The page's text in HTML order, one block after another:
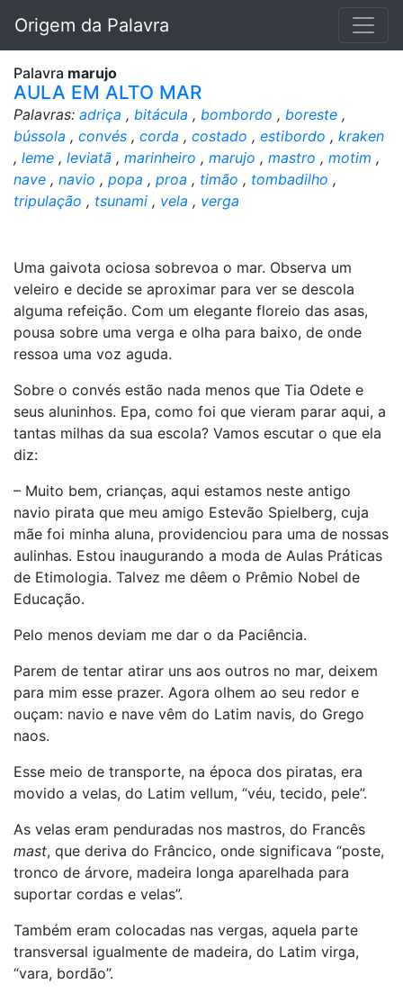
Origem da Palavra
Palavra marujo
AULA EM ALTO MAR
Palavras: adriça , bitácula , bombordo , boreste ,
bússola , convés , corda , costado , estibordo , kraken
, leme , leviatã , marinheiro , marujo , mastro , motim ,
nave , navio , popa , proa , timão , tombadilho ,
tripulação , tsunami , vela , verga
Uma gaivota ociosa sobrevoa o mar. Observa um
veleiro e decide se aproximar para ver se descola
alguma refeição. Com um elegante floreio das asas,
pousa sobre uma verga e olha para baixo, de onde
ressoa uma voz aguda.
Sobre o convés estão nada menos que Tia Odete e
seus aluninhos. Epa, como foi que vieram parar aqui, a
tantas milhas da sua escola? Vamos escutar o que ela
diz:
– Muito bem, crianças, aqui estamos neste antigo
navio pirata que meu amigo Estevão Spielberg, cuja
mãe foi minha aluna, providenciou para uma de nossas
aulinhas. Estou inaugurando a moda de Aulas Práticas
de Etimologia. Talvez me dêem o Prêmio Nobel de
Educação.
Pelo menos deviam me dar o da Paciência.
Parem de tentar atirar uns aos outros no mar, deixem
para mim esse prazer. Agora olhem ao seu redor e
ouçam: navio e nave vêm do Latim navis, do Grego
naos.
Esse meio de transporte, na época dos piratas, era
movido a velas, do Latim vellum, “véu, tecido, pele”.
As velas eram penduradas nos mastros, do Francês
mast, que deriva do Frâncico, onde significava “poste,
tronco de árvore, madeira longa aparelhada para
suportar cordas e velas”.
Também eram colocadas nas vergas, aquela parte
transversal igualmente de madeira, do Latim virga,
“vara, bordão”.